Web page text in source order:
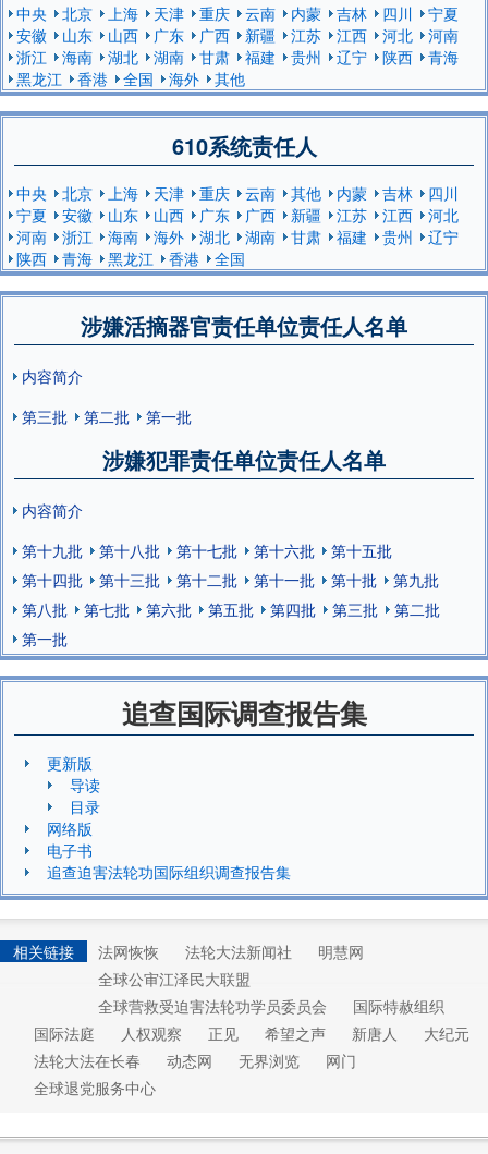
中央 北京 上海 天津 重庆 云南 内蒙 吉林 四川
宁夏
安徽
山东 山西 广东 广西 新疆 江苏 江西 河北
河南
浙江
海南 湖北 湖南 甘肃 福建 贵州 辽宁 陕西
青海
黑龙江
香港 全国 海外 其他
610系统责任人
中央 北京 上海 天津 重庆 云南 其他 内蒙 吉林
四川
宁夏
安徽 山东 山西 广东 广西 新疆 江苏 江西
河北
河南
浙江 海南 海外 湖北 湖南 甘肃 福建 贵州
辽宁
陕西
青海 黑龙江 香港 全国
涉嫌活摘器官责任单位责任人名单
内容简介
第三批
第二批 第一批
涉嫌犯罪责任单位责任人名单
内容简介
第十九批
第十八批 第十七批 第十六批
第十五批
第十四批
第十三批 第十二批 第十一批 第十批
第九批
第八批
第七批 第六批 第五批 第四批 第三批
第二批
第一批
追查国际调查报告集
更新版
导读
目录
网络版
电子书
追查迫害法轮功国际组织调查报告集
相关链接 法网恢恢 法轮大法新闻社
明慧网
全球公审江泽民大联盟
全球营救受迫害法轮功学员委员会
国际特赦组织
国际法庭
人权观察 正见 希望之声 新唐人
大纪元
法轮大法在长春
动态网 无界浏览
网门
全球退党服务中心